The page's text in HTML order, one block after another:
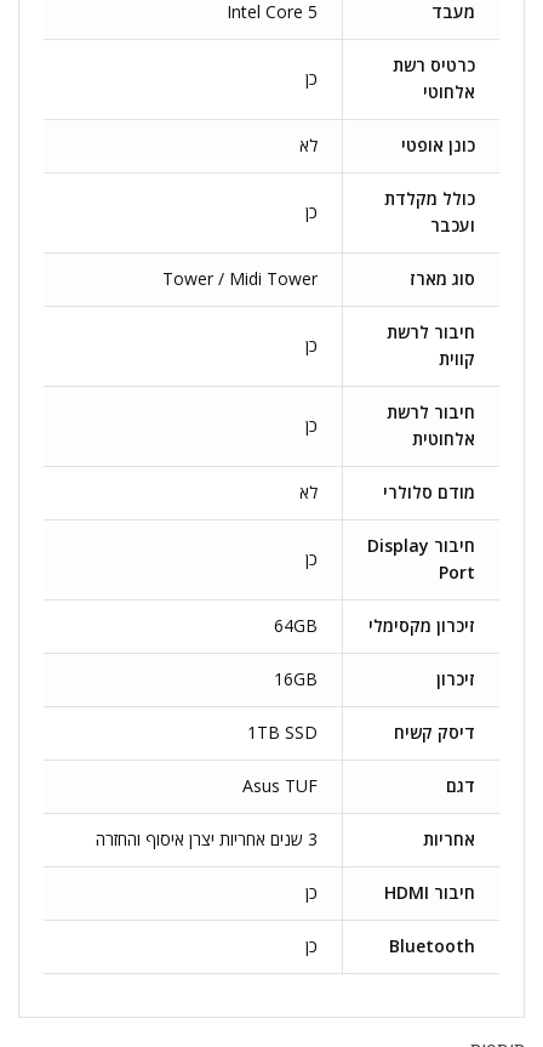
מעבד Intel Core 5
כרטיס רשת
אלחוטי
כן
כונן אופטי לא
כולל מקלדת
ועכבר
כן
סוג מארז Tower / Midi Tower
חיבור לרשת
קווית
כן
חיבור לרשת
אלחוטית
כן
מודם סלולרי לא
חיבור Display
Port
כן
זיכרון מקסימלי 64GB
זיכרון 16GB
דיסק קשיח 1TB SSD
דגם Asus TUF
אחריות 3 שנים אחריות יצרן איסוף והחזרה
חיבור HDMI כן
Bluetooth כן